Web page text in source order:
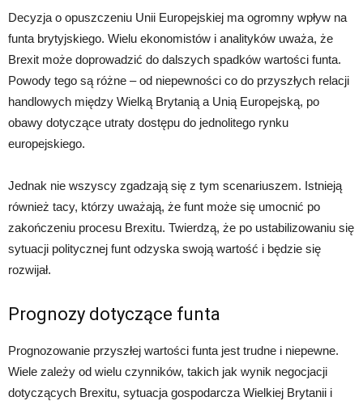
Decyzja o opuszczeniu Unii Europejskiej ma ogromny wpływ na
funta brytyjskiego. Wielu ekonomistów i analityków uważa, że
Brexit może doprowadzić do dalszych spadków wartości funta.
Powody tego są różne – od niepewności co do przyszłych relacji
handlowych między Wielką Brytanią a Unią Europejską, po
obawy dotyczące utraty dostępu do jednolitego rynku
europejskiego.
Jednak nie wszyscy zgadzają się z tym scenariuszem. Istnieją
również tacy, którzy uważają, że funt może się umocnić po
zakończeniu procesu Brexitu. Twierdzą, że po ustabilizowaniu się
sytuacji politycznej funt odzyska swoją wartość i będzie się
rozwijał.
Prognozy dotyczące funta
Prognozowanie przyszłej wartości funta jest trudne i niepewne.
Wiele zależy od wielu czynników, takich jak wynik negocjacji
dotyczących Brexitu, sytuacja gospodarcza Wielkiej Brytanii i